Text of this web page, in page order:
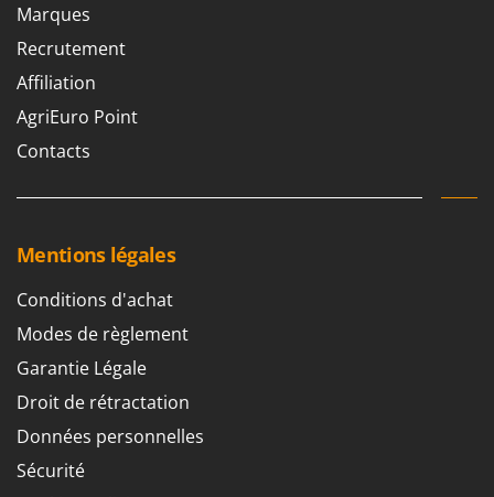
Solidur
Spice Electronics
Spiralmac
Stanley
Stocker
Sunseeker
T
Tecla
TecnoGen
Tellarini Pompe
Telwin
Marques
Recrutement
Affiliation
AgriEuro Point
Contacts
Mentions légales
Conditions d'achat
Modes de règlement
Garantie Légale
Droit de rétractation
Données personnelles
Sécurité